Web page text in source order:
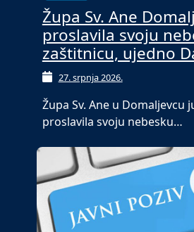
Župa Sv. Ane
proslavila svoju
zaštitnicu, ujedno
27. srpnja 2026.
Župa Sv. Ane u Domaljevcu
proslavila svoju nebesku…